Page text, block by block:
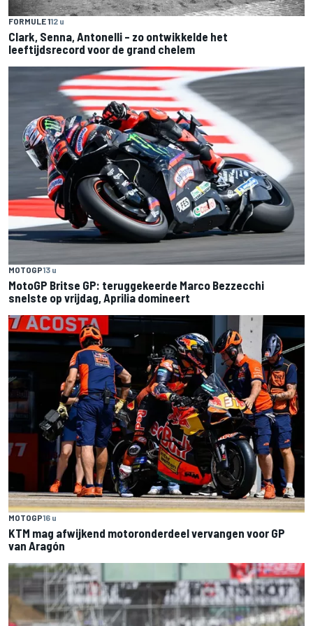
FORMULE 112 u
Clark, Senna, Antonelli – zo ontwikkelde het
leeftijdsrecord voor de grand chelem
MOTOGP13 u
MotoGP Britse GP: teruggekeerde Marco Bezzecchi
snelste op vrijdag, Aprilia domineert
MOTOGP16 u
KTM mag afwijkend motoronderdeel vervangen voor GP
van Aragón